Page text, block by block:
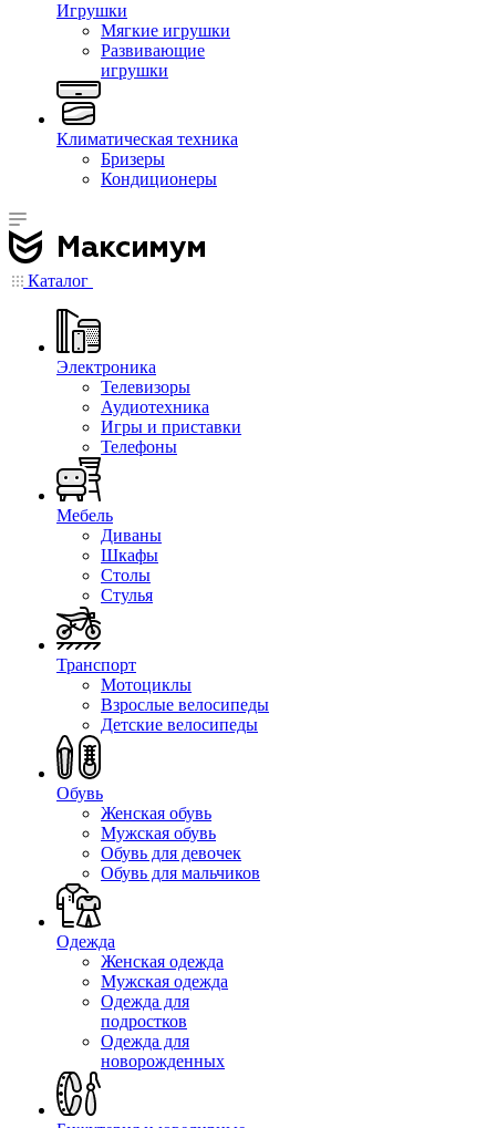
Игрушки
Мягкие игрушки
Развивающие
игрушки
Климатическая техника
Бризеры
Кондиционеры
Каталог
Электроника
Телевизоры
Аудиотехника
Игры и приставки
Телефоны
Мебель
Диваны
Шкафы
Столы
Стулья
Транспорт
Мотоциклы
Взрослые велосипеды
Детские велосипеды
Обувь
Женская обувь
Мужская обувь
Обувь для девочек
Обувь для мальчиков
Одежда
Женская одежда
Мужская одежда
Одежда для
подростков
Одежда для
новорожденных